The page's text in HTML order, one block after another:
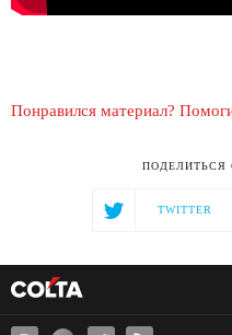
Понравился материал?
ПОДЕЛИТЬСЯ
TWITTER